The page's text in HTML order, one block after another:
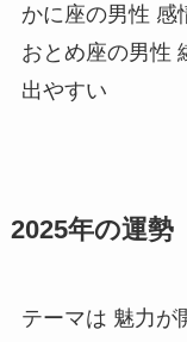
かに座の男性 感
おとめ座の男性
出やすい
2025年の運勢
テーマは 魅力が